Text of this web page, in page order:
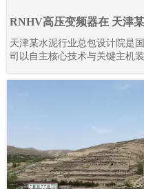
RNHV高压变频器在 天津
天津某水泥行业总包设计院是
司以自主核心技术与关键主机
备成套供货、工程建设、监理